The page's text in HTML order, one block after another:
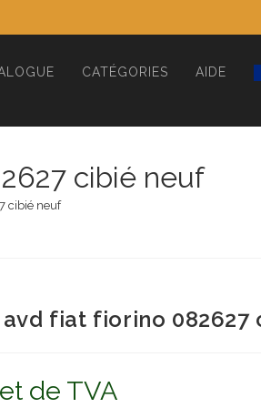
CATÉGORIES AIDE
cibié neuf
cibié neuf
avd fiat fiorino
de TVA